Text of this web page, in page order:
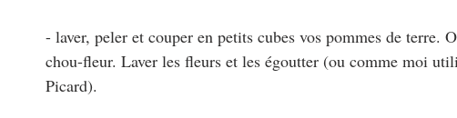
- laver, peler et couper en petits cubes vos pommes de terre.
chou-fleur. Laver les fleurs et les égoutter (ou comme moi
Picard).